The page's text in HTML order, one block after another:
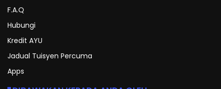
F.A.Q
Hubungi
Kredit AYU
Jadual Tuisyen Percuma
Apps